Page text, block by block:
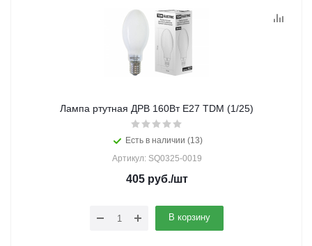
Лампа ртутная ДРВ 160Вт Е27 TDM (1/25)
Есть в наличии (13)
Артикул: SQ0325-0019
405руб./шт
В корзину